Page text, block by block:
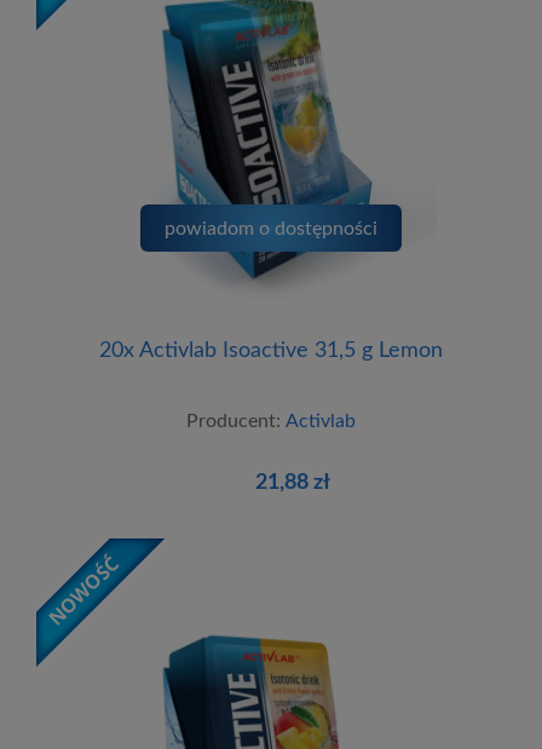
20x Activlab Isoactive 31,5 g Lemon
Producent: Activlab
21,88 zł
powiadom o dostępności